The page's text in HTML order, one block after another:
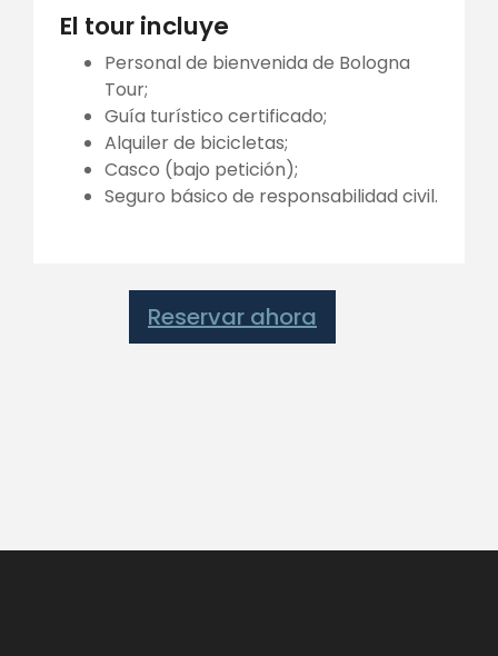
El tour incluye
Personal de bienvenida de Bologna
Tour;
Guía turístico certificado;
Alquiler de bicicletas;
Casco (bajo petición);
Seguro básico de responsabilidad civil.
Reservar ahora